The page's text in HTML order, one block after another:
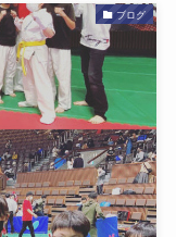
ブログ